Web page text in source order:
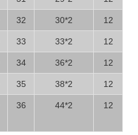
32 30*2 12
33 33*2 12
34 36*2 12
35 38*2 12
36 44*2 12